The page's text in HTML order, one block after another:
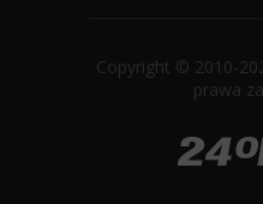
Copyright © 2010-
prawa